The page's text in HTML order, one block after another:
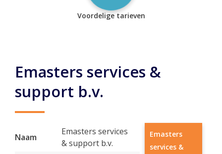
Voordelige tarieven
Emasters services &
support b.v.
Naam
Emasters services
& support b.v.
Emasters
services &